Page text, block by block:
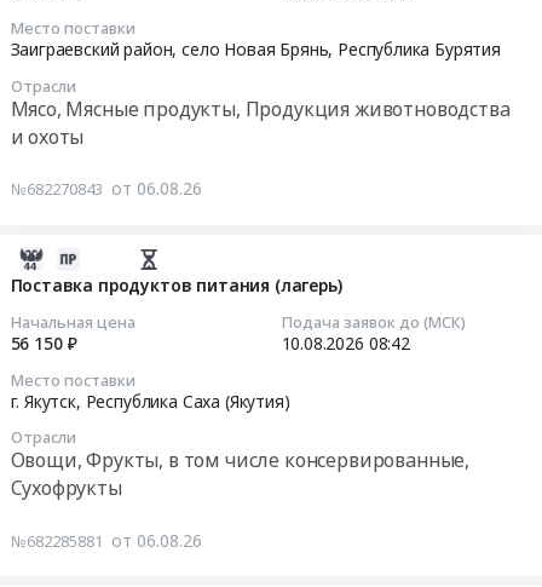
Место поставки
Заиграевский район, село Новая Брянь, Республика Бурятия
Отрасли
Мясо, Мясные продукты, Продукция животноводства
и охоты
№682270843 от 06.08.26
Поставка продуктов питания (лагерь)
Начальная цена
56 150 ₽
Подача заявок до (МСК)
10.08.2026 08:42
Место поставки
г. Якутск, Республика Саха (Якутия)
Отрасли
Овощи, Фрукты, в том числе консервированные,
Сухофрукты
№682285881 от 06.08.26